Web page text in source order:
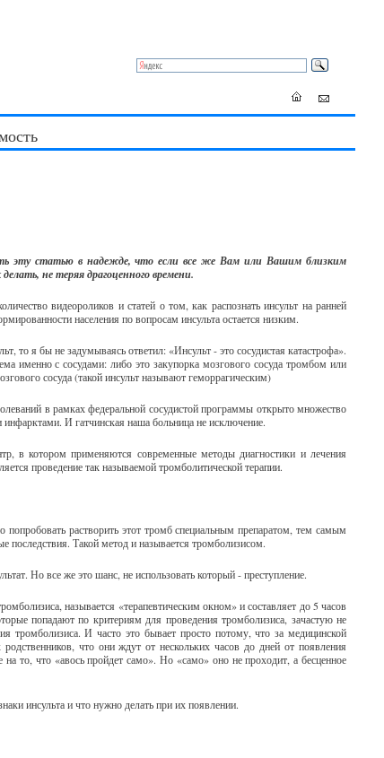
эту статью в надежде, что если все же Вам или Вашим близким
не теряя драгоценного времени.
видеороликов и статей о том, как распознать инсульт на ранней
населения по вопросам инсульта остается низким.
то я бы не задумываясь ответил: «Инсульт - это сосудистая катастрофа».
именно с сосудами: либо это закупорка мозгового сосуда тромбом или
сосуда (такой инсульт называют геморрагическим)
в рамках федеральной сосудистой программы открыто множество
инфарктами. И гатчинская наша больница не исключение.
в котором применяются современные методы диагностики и лечения
проведение так называемой тромболитической терапии.
растворить этот тромб специальным препаратом, тем самым
Такой метод и называется тромболизисом.
Но все же это шанс, не использовать который - преступление.
называется «терапевтическим окном» и составляет до 5 часов
попадают по критериям для проведения тромболизиса, зачастую не
тромболизиса. И часто это бывает просто потому, что за медицинской
что они ждут от нескольких часов до дней от появления
то, что «авось пройдет само». Но «само» оно не проходит, а бесценное
инсульта и что нужно делать при их появлении.